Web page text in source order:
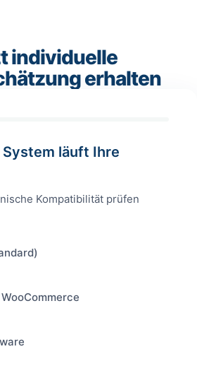
individuelle
erhalten
läuft Ihre
Kompatibilität prüfen